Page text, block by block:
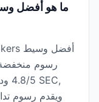
ما هو أفضل